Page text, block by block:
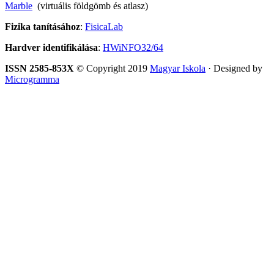
Marble (virtuális földgömb és atlasz)
Fizika tanításához: FisicaLab
Hardver identifikálása: HWiNFO32/64
ISSN 2585-853X © Copyright 2019 Magyar Iskola · Designed by
Microgramma